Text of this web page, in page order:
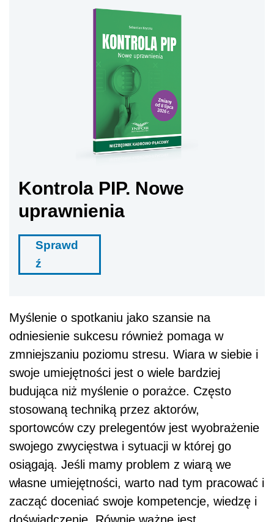
Kontrola PIP. Nowe
uprawnienia
Sprawd
ź
Myślenie o spotkaniu jako szansie na
odniesienie sukcesu również pomaga w
zmniejszaniu poziomu stresu. Wiara w siebie i
swoje umiejętności jest o wiele bardziej
budująca niż myślenie o porażce. Często
stosowaną techniką przez aktorów,
sportowców czy prelegentów jest wyobrażenie
swojego zwycięstwa i sytuacji w której go
osiągają. Jeśli mamy problem z wiarą we
własne umiejętności, warto nad tym pracować i
zacząć doceniać swoje kompetencje, wiedzę i